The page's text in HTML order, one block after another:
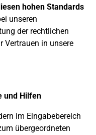
hohen Standards
unseren
der rechtlichen
Vertrauen in unsere
und Hilfen
im Eingabebereich
übergeordneten